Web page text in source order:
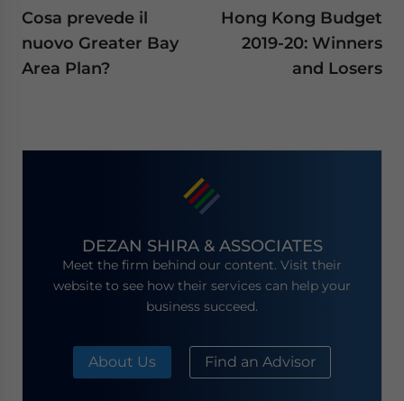
Cosa prevede il
nuovo Greater Bay
Area Plan?
Hong Kong Budget
2019-20: Winners
and Losers
DEZAN SHIRA & ASSOCIATES
Meet the firm behind our content. Visit their
website to see how their services can help your
business succeed.
About Us Find an Advisor